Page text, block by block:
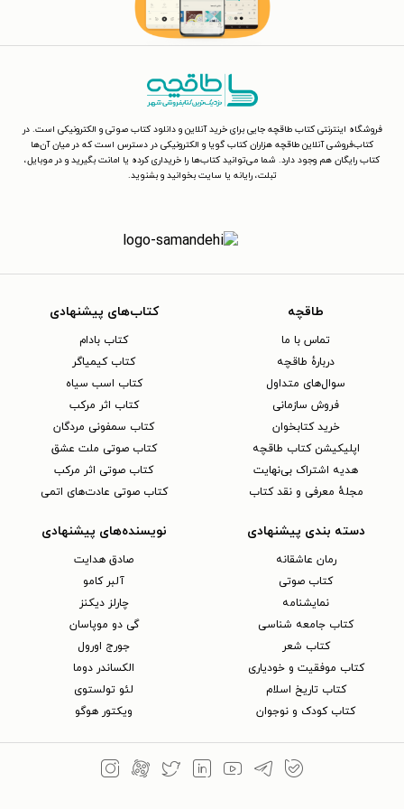
فروشگاه اینترنتی کتاب طاقچه جایی برای خرید آنلاین و دانلود کتاب صوتی و الکترونیکی است. در
کتاب‌فروشی آنلاین طاقچه هزاران کتاب گویا و الکترونیکی در دسترس است که در میان آن‌ها
کتاب رایگان هم وجود دارد. شما می‌توانید کتاب‌ها را خریداری کرده یا امانت بگیرید و در موبایل،
تبلت، رایانه یا سایت بخوانید و بشنوید.
طاقچه
تماس با ما
دربارهٔ طاقچه
سوال‌های متداول
فروش سازمانی
خرید کتابخوان
اپلیکیشن کتاب طاقچه
هدیه اشتراک بی‌نهایت
مجلهٔ معرفی و نقد کتاب
کتاب‌های پیشنهادی
کتاب بادام
کتاب کیمیاگر
کتاب اسب سیاه
کتاب اثر مرکب
کتاب سمفونی مردگان
کتاب صوتی ملت عشق
کتاب صوتی اثر مرکب
کتاب صوتی عادت‌های اتمی
دسته بندی پیشنهادی
رمان عاشقانه
کتاب‌ صوتی
نمایشنامه
کتاب جامعه شناسی
کتاب شعر
کتاب موفقیت و خودیاری
کتاب تاریخ اسلام
کتاب کودک و نوجوان
نویسنده‌های پیشنهادی
صادق هدایت
آلبر کامو
چارلز دیکنز
گی دو موپاسان
جورج اورول
الکساندر دوما
لئو تولستوی
ویکتور هوگو